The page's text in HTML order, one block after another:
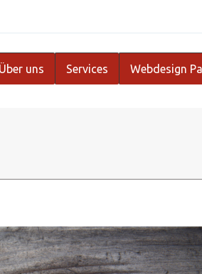
Über uns Services Webdesign